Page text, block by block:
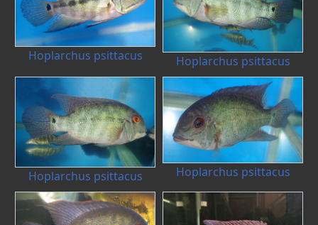
Hoplarchus psittacus Hoplarchus psittacus
Hoplarchus psittacus Hoplarchus psittacus